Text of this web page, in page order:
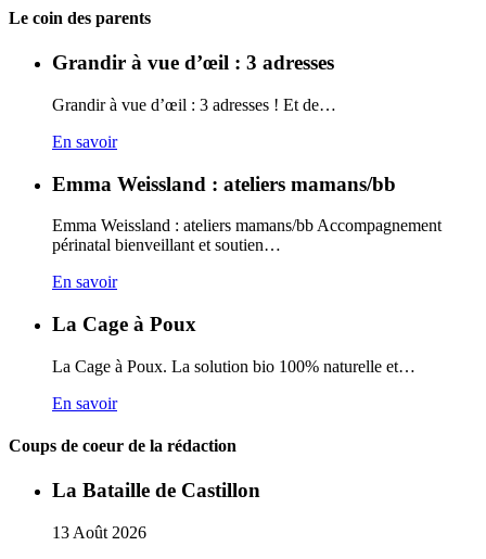
Carto
Le coin des parents
Grandir à vue d’œil : 3 adresses
Grandir à vue d’œil : 3 adresses ! Et de…
En savoir
Emma Weissland : ateliers mamans/bb
Emma Weissland : ateliers mamans/bb Accompagnement
périnatal bienveillant et soutien…
En savoir
La Cage à Poux
La Cage à Poux. La solution bio 100% naturelle et…
En savoir
Coups de coeur de la rédaction
La Bataille de Castillon
13 Août 2026